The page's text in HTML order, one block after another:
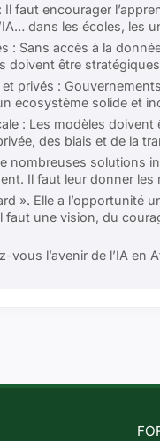
faut encourager
dans les écoles, les
: Sans accès à la
doivent être
privés :
écosystème solide et
: Les modèles
des biais et de la
nombreuses solutions
Il faut leur donner les
». Elle a
faut une vision, du
l’avenir de l’IA en